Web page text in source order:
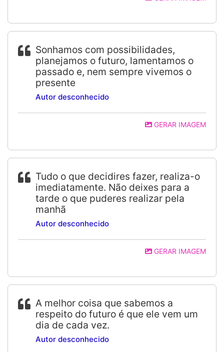
Sonhamos com possibilidades,
planejamos o futuro, lamentamos o
passado e, nem sempre vivemos o
presente
Autor desconhecido
GERAR IMAGEM
Tudo o que decidires fazer, realiza-o
imediatamente. Não deixes para a
tarde o que puderes realizar pela
manhã
Autor desconhecido
GERAR IMAGEM
A melhor coisa que sabemos a
respeito do futuro é que ele vem um
dia de cada vez.
Autor desconhecido